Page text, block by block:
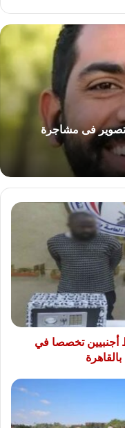
فى مشاجرة
تخصصا في